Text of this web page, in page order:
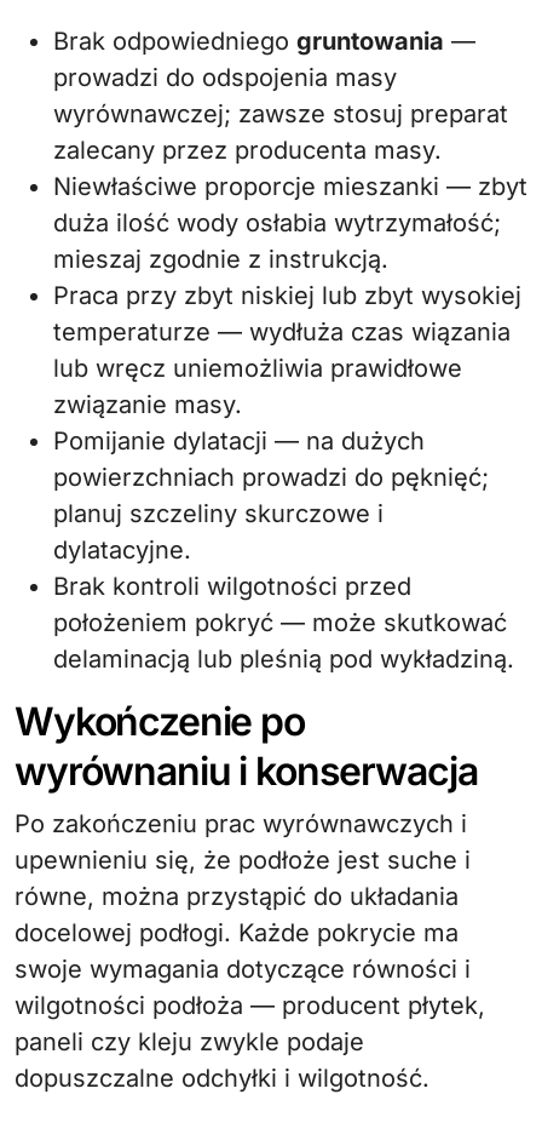
Brak odpowiedniego gruntowania —
prowadzi do odspojenia masy
wyrównawczej; zawsze stosuj preparat
zalecany przez producenta masy.
Niewłaściwe proporcje mieszanki — zbyt
duża ilość wody osłabia wytrzymałość;
mieszaj zgodnie z instrukcją.
Praca przy zbyt niskiej lub zbyt wysokiej
temperaturze — wydłuża czas wiązania
lub wręcz uniemożliwia prawidłowe
związanie masy.
Pomijanie dylatacji — na dużych
powierzchniach prowadzi do pęknięć;
planuj szczeliny skurczowe i
dylatacyjne.
Brak kontroli wilgotności przed
położeniem pokryć — może skutkować
delaminacją lub pleśnią pod wykładziną.
Wykończenie po
wyrównaniu i konserwacja
Po zakończeniu prac wyrównawczych i
upewnieniu się, że podłoże jest suche i
równe, można przystąpić do układania
docelowej podłogi. Każde pokrycie ma
swoje wymagania dotyczące równości i
wilgotności podłoża — producent płytek,
paneli czy kleju zwykle podaje
dopuszczalne odchyłki i wilgotność.